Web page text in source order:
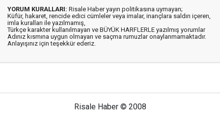
YORUM KURALLARI: Risale Haber yayın politikasına uymayan;
Küfür, hakaret, rencide edici cümleler veya imalar, inançlara saldırı içeren,
imla kuralları ile yazılmamış,
Türkçe karakter kullanılmayan ve BÜYÜK HARFLERLE yazılmış yorumlar
Adınız kısmına uygun olmayan ve saçma rumuzlar onaylanmamaktadır.
Anlayışınız için teşekkür ederiz.
Risale Haber © 2008